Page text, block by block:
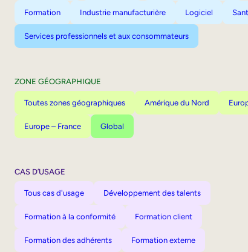
Formation Industrie manufacturière Logiciel
Services professionnels et aux consommateurs
ZONE GÉOGRAPHIQUE
Toutes zones géographiques Amérique du Nord
Europe – France Global
CAS D’USAGE
Tous cas d'usage Développement des talents
Formation à la conformité Formation client
Formation des adhérents Formation externe